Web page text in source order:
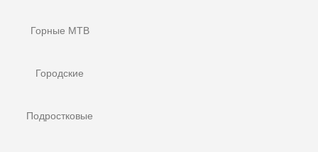
Горные MTB
Городские
Подростковые